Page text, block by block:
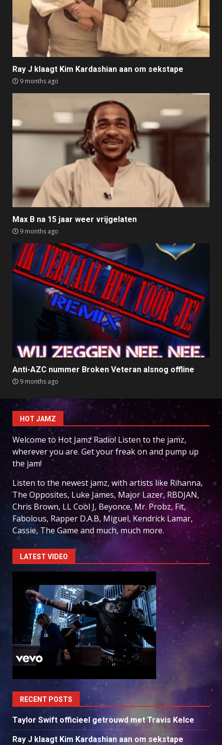
Ray J klaagt Kim Kardashian aan om sekstape
9 months ago
Max B na 15 jaar weer vrijgelaten
9 months ago
Anti-AZC nummer Broken Veteran alsnog offline
9 months ago
HOT JAMZ
Welcome to Hot Jamz Radio! Listen to the jamz,
wherever you are. Get your freak on and pump up
the jam!
Listen to the newest jamz, with artists like Rihanna,
The Opposites, Luke James, Major Lazer, RBDJAN,
Chris Brown, LL Cool J, Beyonce, Mr. Probz, Fit,
Fabolous, Rapper D.A.B, Miguel, Kendrick Lamar,
Cassie, The Game and much, much more.
LATEST VIDEO
RECENT POSTS
Taylor Swift officieel getrouwd met Travis Kelce
Ray J klaagt Kim Kardashian aan om sekstape